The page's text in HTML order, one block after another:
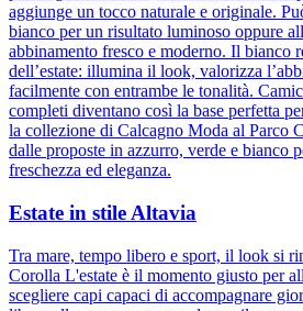
aggiunge un tocco naturale e originale.
bianco per un risultato luminoso oppure
abbinamento fresco e moderno. Il bianco
dell’estate: illumina il look, valorizza
facilmente con entrambe le tonalità.
completi diventano così la base perfetta
la collezione di Calcagno Moda al Parco
dalle proposte in azzurro, verde e bianco
freschezza ed eleganza.
Estate in stile Altavia
Tra mare, tempo libero e sport, il look si
Corolla L'estate è il momento giusto per
scegliere capi capaci di accompagnare